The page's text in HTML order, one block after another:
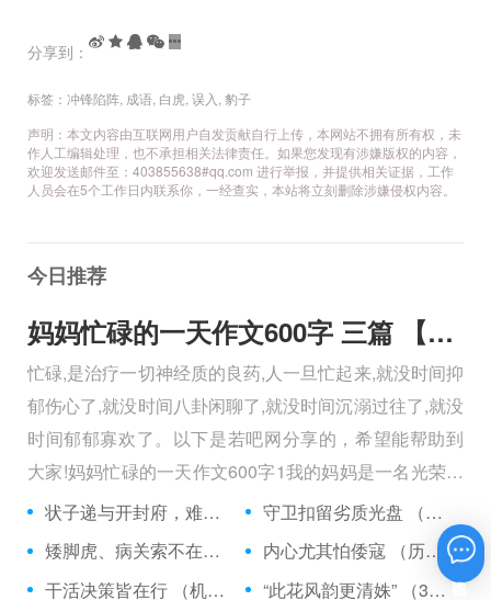
分享到：
标签： 冲锋陷阵 成语 白虎 误入 豹子
声明：本文内容由互联网用户自发贡献自行上传，本网站不拥有所有权，未
作人工编辑处理，也不承担相关法律责任。如果您发现有涉嫌版权的内容，
欢迎发送邮件至：403855638#qq.com 进行举报，并提供相关证据，工作
人员会在5个工作日内联系你，一经查实，本站将立刻删除涉嫌侵权内容。
今日推荐
妈妈忙碌的一天作文600字 三篇 【600字】
忙碌,是治疗一切神经质的良药,人一旦忙起来,就没时间抑
郁伤心了,就没时间八卦闲聊了,就没时间沉溺过往了,就没
时间郁郁寡欢了。以下是若吧网分享的，希望能帮助到
大家!妈妈忙碌的一天作文600字1我的妈妈是一名光荣的
人民警察，她总有做不完的事情。
状子递与开封府，难忍怒气心中生 （5字口语）
守卫扣留劣质光盘 （5字常言）
矮脚虎、病关索不在，智多星、行者前往此处 （七字俗语）
内心尤其怕倭寇 （历法用语一卷帘）
干活决策皆在行 （机构简称二）
“此花风韵更清姝” （3字手机品牌）